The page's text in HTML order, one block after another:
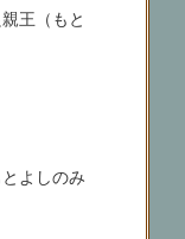
王（もと
のみ